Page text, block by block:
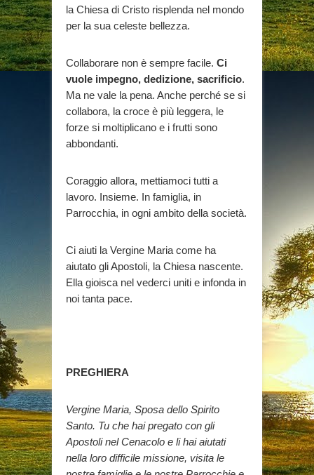
la Chiesa di Cristo risplenda nel mondo
per la sua celeste bellezza.
Collaborare non è sempre facile. Ci
vuole impegno, dedizione, sacrificio.
Ma ne vale la pena. Anche perché se si
collabora, la croce è più leggera, le
forze si moltiplicano e i frutti sono
abbondanti.
Coraggio allora, mettiamoci tutti a
lavoro. Insieme. In famiglia, in
Parrocchia, in ogni ambito della società.
Ci aiuti la Vergine Maria come ha
aiutato gli Apostoli, la Chiesa nascente.
Ella gioisca nel vederci uniti e infonda in
noi tanta pace.
PREGHIERA
Vergine Maria, Sposa dello Spirito
Santo. Tu che hai pregato con gli
Apostoli nel Cenacolo e li hai aiutati
nella loro difficile missione, visita le